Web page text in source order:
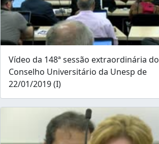
Vídeo da 148ª sessão extraordinária do
Conselho Universitário da Unesp de
22/01/2019 (I)